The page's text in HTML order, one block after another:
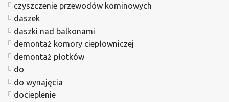
czyszczenie przewodów kominowych
daszek
daszki nad balkonami
demontaż komory ciepłowniczej
demontaż płotków
do
do wynajęcia
docieplenie